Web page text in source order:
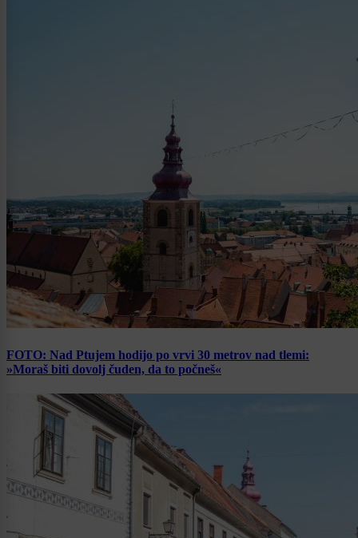
FOTO: Nad Ptujem hodijo po vrvi 30 metrov nad tlemi:
»Moraš biti dovolj čuden, da to počneš«